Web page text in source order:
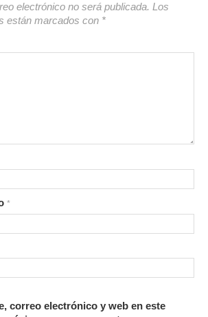
electrónico no será publicada. Los
están marcados con *
*
correo electrónico y web en este